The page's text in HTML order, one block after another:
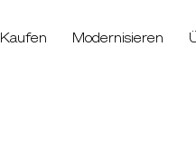
Kaufen Modernisieren